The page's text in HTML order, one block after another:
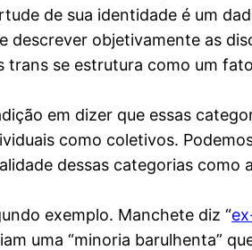
de sua identidade é um
descrever objetivamente as
trans se estrutura como um
em dizer que essas
como coletivos.
dessas categorias como
exemplo. Manchete diz “
uma “minoria barulhenta”